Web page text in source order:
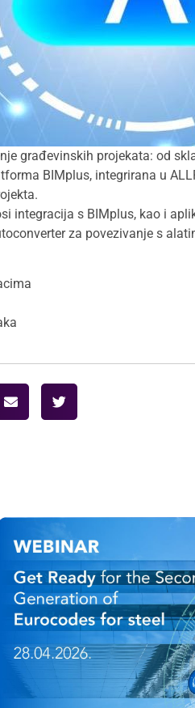
građevinskih projekata: od
BIMplus, integrirana u
integracija s BIMplus, kao i
za povezivanje s